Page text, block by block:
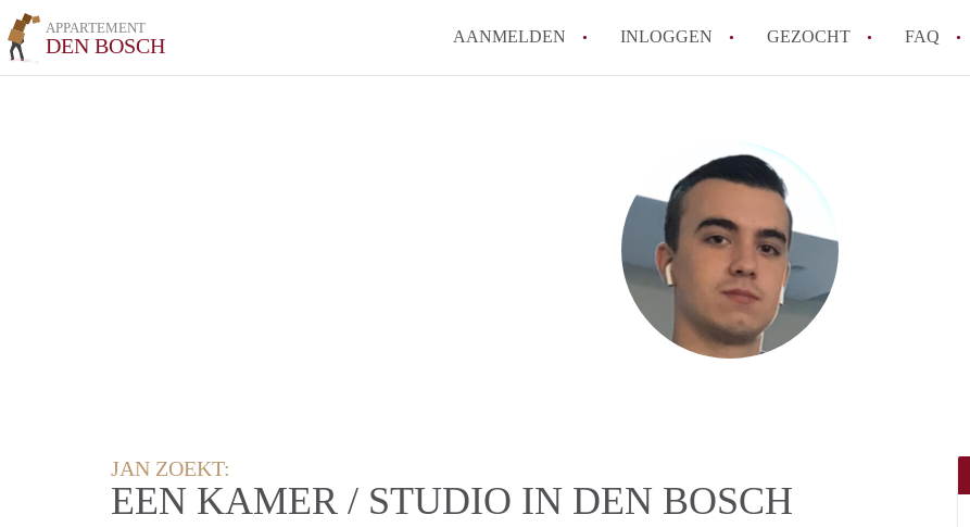
APPARTEMENT
DEN BOSCH AANMELDEN INLOGGEN GEZOCHT FAQ
How to translate AppartementDenBosch!
Wat is AppartementDenBosch?
Hoeveel kost het om te reageren op een
Wat is de privacyverklaring van
Berekent AppartementDenBosch
makelaarsvergoeding/
Alle veelgestelde vragen
JAN ZOEKT:
EEN KAMER / STUDIO IN DEN BOSCH